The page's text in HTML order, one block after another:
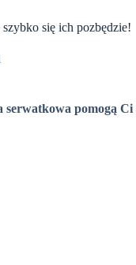
się ich pozbędzie!
pomogą Ci